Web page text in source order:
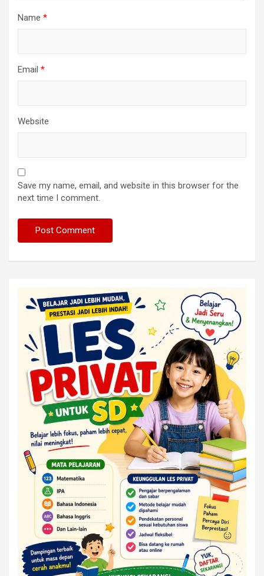
Name *
Email *
Website
Save my name, email, and website in this browser for the
next time I comment.